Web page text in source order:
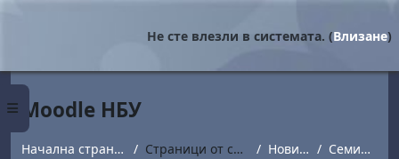
Страничен панел
Не сте влезли в системата. (Влизане)
Moodle НБУ
Начална страница Страници от сайта Новини Семинар